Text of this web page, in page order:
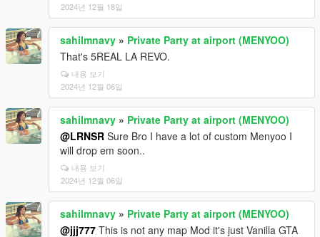
2024년 12월 18일
sahilmnavy » Private Party at airport (MENYOO)
That's 5REAL LA REVO.
내용 보기
2024년 12월 06일
sahilmnavy » Private Party at airport (MENYOO)
@LRNSR Sure Bro I have a lot of custom Menyoo I
will drop em soon..
내용 보기
2024년 12월 06일
sahilmnavy » Private Party at airport (MENYOO)
@jjj777 This is not any map Mod it's just Vanilla GTA